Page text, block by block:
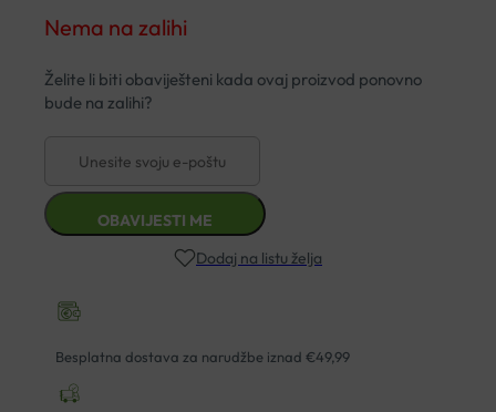
Nema na zalihi
Dodaj na listu želja
Besplatna dostava za narudžbe iznad €49,99